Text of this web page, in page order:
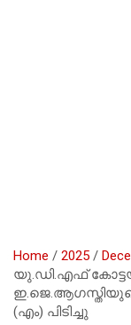
Home 2025
യു.ഡി.എഫ്
(എം) പിടിച്ചു